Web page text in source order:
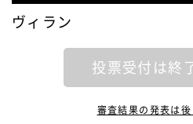
ヴィラン
投票受付は終
審査結果の発表は